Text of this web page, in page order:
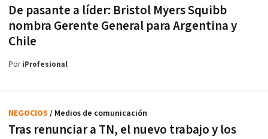
De pasante a líder: Bristol Myers Squibb
nombra Gerente General para Argentina y
Chile
PoriProfesional
Tras renunciar a TN, el nuevo trabajo y los
NEGOCIOS / Medios de comunicación